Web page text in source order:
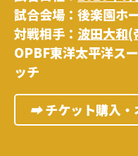
試合会場：後楽園ホ
対戦相手： 波田大和(
OPBF東洋太平洋ス
ッチ
➡︎チケット購入